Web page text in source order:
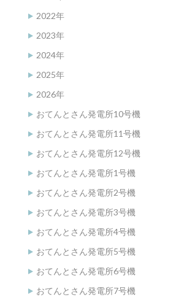
2022年
2023年
2024年
2025年
2026年
おてんとさん発電所10号機
おてんとさん発電所11号機
おてんとさん発電所12号機
おてんとさん発電所1号機
おてんとさん発電所2号機
おてんとさん発電所3号機
おてんとさん発電所4号機
おてんとさん発電所5号機
おてんとさん発電所6号機
おてんとさん発電所7号機